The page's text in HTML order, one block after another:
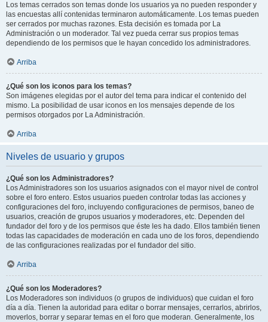
Los temas cerrados son temas donde los usuarios ya no pueden responder y
las encuestas allí contenidas terminaron automáticamente. Los temas pueden
ser cerrados por muchas razones. Esta decisión es tomada por La
Administración o un moderador. Tal vez pueda cerrar sus propios temas
dependiendo de los permisos que le hayan concedido los administradores.
Arriba
¿Qué son los iconos para los temas?
Son imágenes elegidas por el autor del tema para indicar el contenido del
mismo. La posibilidad de usar iconos en los mensajes depende de los
permisos otorgados por La Administración.
Arriba
Niveles de usuario y grupos
¿Qué son los Administradores?
Los Administradores son los usuarios asignados con el mayor nivel de control
sobre el foro entero. Estos usuarios pueden controlar todas las acciones y
configuraciones del foro, incluyendo configuraciones de permisos, baneo de
usuarios, creación de grupos usuarios y moderadores, etc. Dependen del
fundador del foro y de los permisos que éste les ha dado. Ellos también tienen
todas las capacidades de moderación en cada uno de los foros, dependiendo
de las configuraciones realizadas por el fundador del sitio.
Arriba
¿Qué son los Moderadores?
Los Moderadores son individuos (o grupos de individuos) que cuidan el foro
día a día. Tienen la autoridad para editar o borrar mensajes, cerrarlos, abrirlos,
moverlos, borrar y separar temas en el foro que moderan. Generalmente, los